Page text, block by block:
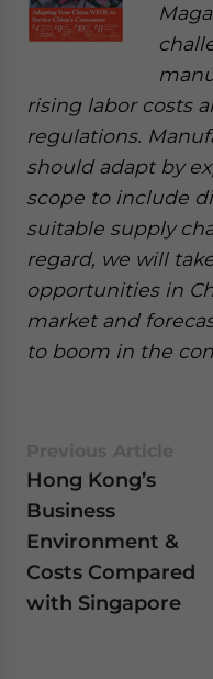
rising labor costs
regulations.
should adapt by
scope to include
suitable supply
regard, we will
opportunities in
market and
to boom in the
Hong Kong’s
Business
Environment &
Costs Compared
with Singapore